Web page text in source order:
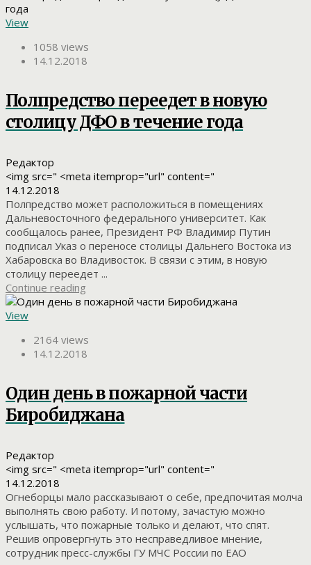
View
1058 views
14.12.2018
Полпредство переедет в новую
столицу ДФО в течение года
Редактор
<img src=" <meta itemprop="url" content="
14.12.2018
Полпредство может расположиться в помещениях
Дальневосточного федерального университет. Как
сообщалось ранее, Президент РФ Владимир Путин
подписал Указ о переносе столицы Дальнего Востока из
Хабаровска во Владивосток. В связи с этим, в новую
столицу переедет ...
Continue reading
View
2164 views
14.12.2018
Один день в пожарной части
Биробиджана
Редактор
<img src=" <meta itemprop="url" content="
14.12.2018
Огнеборцы мало рассказывают о себе, предпочитая молча
выполнять свою работу. И потому, зачастую можно
услышать, что пожарные только и делают, что спят.
Решив опровергнуть это несправедливое мнение,
сотрудник пресс-службы ГУ МЧС России по ЕАО